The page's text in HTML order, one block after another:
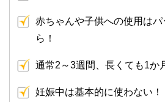
赤ちゃんや子供への使用は
ら！
通常2～3週間、長くても1か
妊娠中は基本的に使わない！